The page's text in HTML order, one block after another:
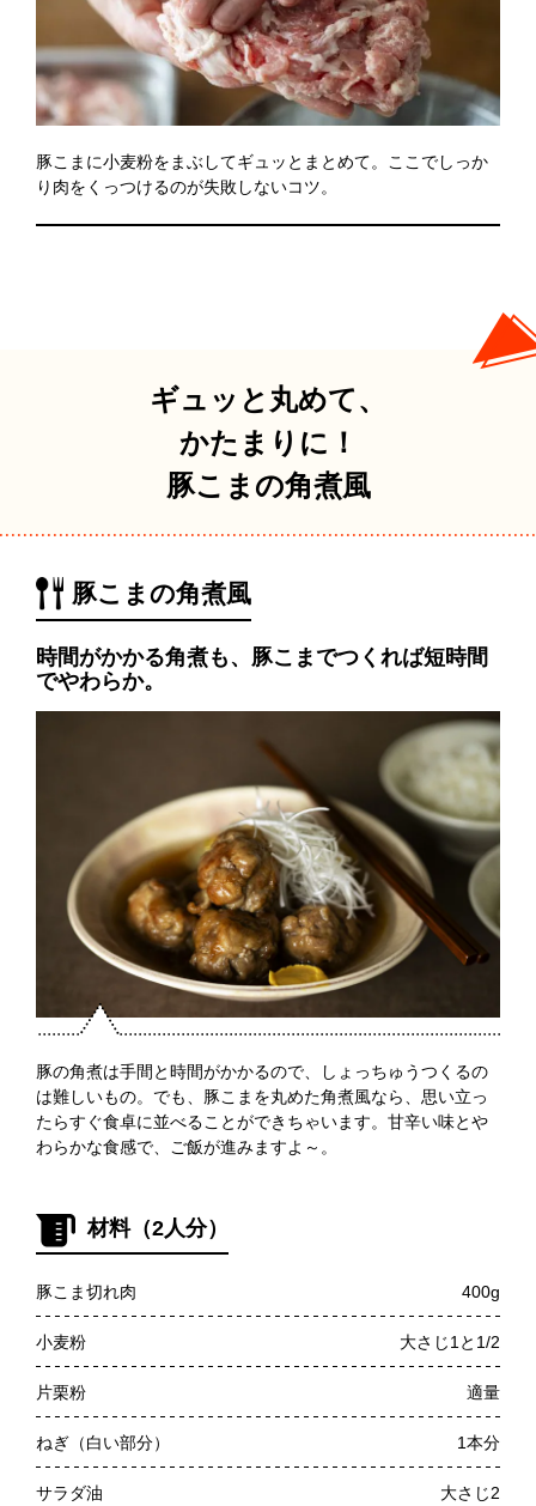
豚こまに小麦粉をまぶしてギュッとまとめて。ここでしっか
り肉をくっつけるのが失敗しないコツ。
ギュッと丸めて、
かたまりに！
豚こまの角煮風
豚こまの角煮風
時間がかかる角煮も、豚こまでつくれば短時間
でやわらか。
豚の角煮は手間と時間がかかるので、しょっちゅうつくるの
は難しいもの。でも、豚こまを丸めた角煮風なら、思い立っ
たらすぐ食卓に並べることができちゃいます。甘辛い味とや
わらかな食感で、ご飯が進みますよ～。
材料（2人分）
豚こま切れ肉 400g
小麦粉 大さじ1と1/2
片栗粉 適量
ねぎ（白い部分） 1本分
サラダ油 大さじ2